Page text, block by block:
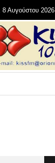
8 Αυγούστου 2026